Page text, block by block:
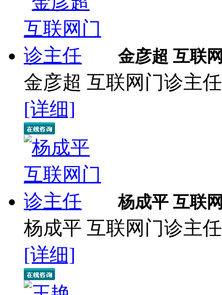
金彦超 互联
金彦超 互联网门诊主
[详细]
杨成平 互联
杨成平 互联网门诊主
[详细]